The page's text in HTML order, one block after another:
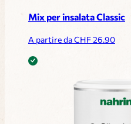
Mix per insalata Classic
A partire da CHF26.90